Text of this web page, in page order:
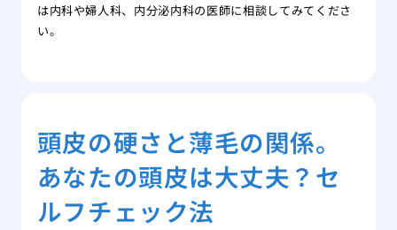
は内科や婦人科、内分泌内科の医師に相談してみてくださ
い。
頭皮の硬さと薄毛の関係。
あなたの頭皮は大丈夫？セ
ルフチェック法